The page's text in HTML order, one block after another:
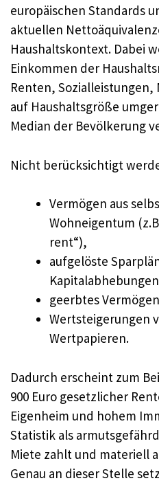
europäischen Standards
aktuellen
Haushaltskontext. Dabei
Einkommen der
Renten,
auf Haushaltsgröße
Median der Bevölkerung
Nicht berücksichtigt
Vermögen aus
Wohneigentum
rent“),
aufgelöste
geerbtes
Wertsteigerungen
Wertpapieren.
Dadurch erscheint zum
900 Euro gesetzlicher
Eigenheim und hohem
Statistik als
Miete zahlt und materiell
Genau an dieser Stelle